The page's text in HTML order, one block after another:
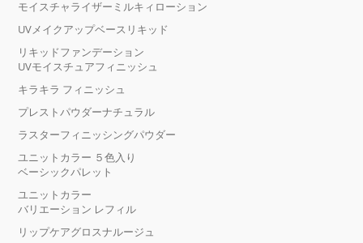
モイスチャライザーミルキィローション
UVメイクアップベースリキッド
リキッドファンデーション
UVモイスチュアフィニッシュ
キラキラ フィニッシュ
プレストパウダーナチュラル
ラスターフィニッシングパウダー
ユニットカラー ５色入り
ベーシックパレット
ユニットカラー
バリエーション レフィル
リップケアグロスナルージュ